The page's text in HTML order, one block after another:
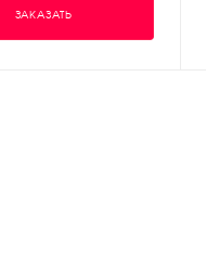
ЗАКАЗАТЬ